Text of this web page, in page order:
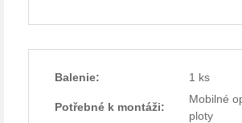
Balenie: 1 ks
Potřebné k montáži:
Mobilné
ploty